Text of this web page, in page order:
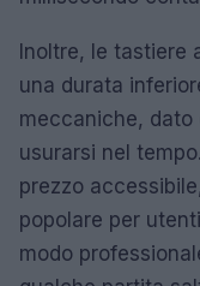
Inoltre, le tastiere
una durata
meccaniche, dato
usurarsi nel
prezzo
popolare per
modo